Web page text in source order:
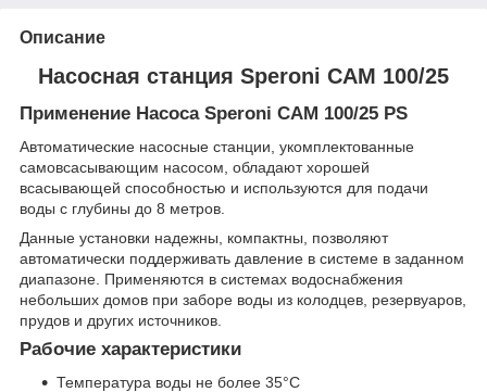
Описание
Насосная станция Speroni CAM 100/25
Применение Насоса Speroni CAM 100/25 PS
Автоматические насосные станции, укомплектованные
самовсасывающим насосом, обладают хорошей
всасывающей способностью и используются для подачи
воды с глубины до 8 метров.
Данные установки надежны, компактны, позволяют
автоматически поддерживать давление в системе в заданном
диапазоне. Применяются в системах водоснабжения
небольших домов при заборе воды из колодцев, резервуаров,
прудов и других источников.
Рабочие характеристики
Температура воды не более 35°С